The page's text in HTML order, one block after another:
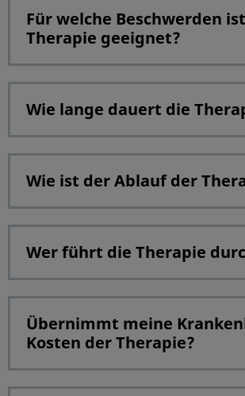
Für welche Beschwerden
Therapie geeignet?
Wie lange dauert die
Wie ist der Ablauf der
Wer führt die Therapie
Übernimmt meine
Kosten der Therapie?